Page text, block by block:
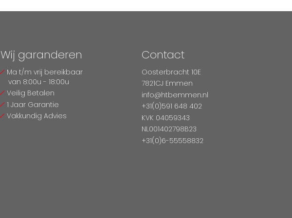
Wij garanderen
Ma t/m vrij bereikbaar
van 8:00u - 18:00u
Veilig Betalen
1 Jaar Garantie
Vakkundig Advies
Contact
Oosterbracht 10E
7821CJ Emmen
info@htbemmen.nl
+31(0)591 648 402
KVK 04059343
NL001402798B23
+31(0)6-55558832